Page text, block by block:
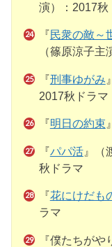
演）：2017秋
『民衆の敵～
（篠原涼子
『刑事ゆがみ
2017秋ドラマ
『明日の約束
『パパ活』（
秋ドラマ
『花にけだも
ラマ
『僕たちが